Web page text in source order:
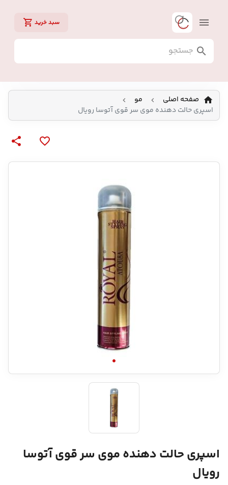
سبد خرید
صفحه اصلی
مو
اسپری حالت دهنده موی سر قوی آتوسا رویال
اسپری حالت دهنده موی سر قوی آتوسا
رویال